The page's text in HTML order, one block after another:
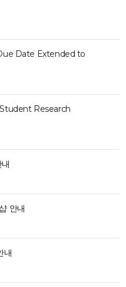
Date Extended to
Research
안내
내